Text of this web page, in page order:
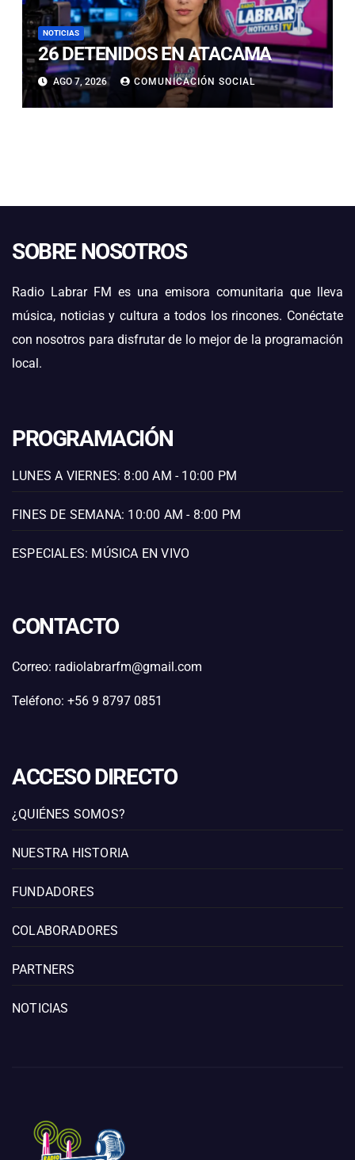
NOTICIAS
26 DETENIDOS EN ATACAMA
AGO 7, 2026 COMUNICACIÓN SOCIAL
SOBRE NOSOTROS
Radio Labrar FM es una emisora comunitaria que lleva
música, noticias y cultura a todos los rincones. Conéctate
con nosotros para disfrutar de lo mejor de la programación
local.
PROGRAMACIÓN
LUNES A VIERNES: 8:00 AM - 10:00 PM
FINES DE SEMANA: 10:00 AM - 8:00 PM
ESPECIALES: MÚSICA EN VIVO
CONTACTO
Correo: radiolabrarfm@gmail.com
Teléfono: +56 9 8797 0851
ACCESO DIRECTO
¿QUIÉNES SOMOS?
NUESTRA HISTORIA
FUNDADORES
COLABORADORES
PARTNERS
NOTICIAS